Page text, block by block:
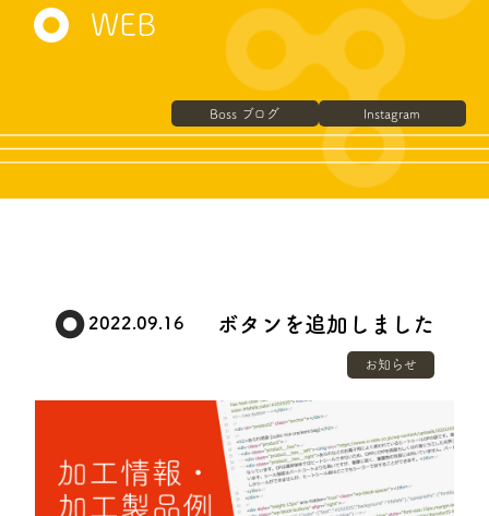
WEB
Boss ブログ Instagram
2022.09.16 ボタンを追加しました
お知らせ